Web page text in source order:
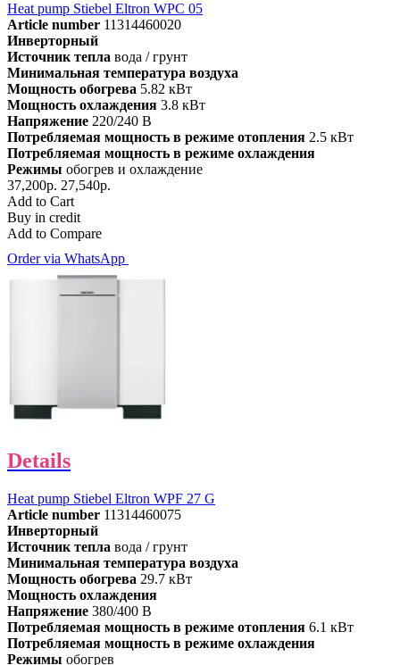
Heat pump Stiebel Eltron WPC 05
Article number 11314460020
Инверторный
Источник тепла вода / грунт
Минимальная температура воздуха
Мощность обогрева 5.82 кВт
Мощность охлаждения 3.8 кВт
Напряжение 220/240 В
Потребляемая мощность в режиме отопления 2.5 кВт
Потребляемая мощность в режиме охлаждения
Режимы обогрев и охлаждение
37,200р. 27,540р.
Add to Cart
Buy in credit
Add to Compare
Order via WhatsApp
Details
Heat pump Stiebel Eltron WPF 27 G
Article number 11314460075
Инверторный
Источник тепла вода / грунт
Минимальная температура воздуха
Мощность обогрева 29.7 кВт
Мощность охлаждения
Напряжение 380/400 В
Потребляемая мощность в режиме отопления 6.1 кВт
Потребляемая мощность в режиме охлаждения
Режимы обогрев